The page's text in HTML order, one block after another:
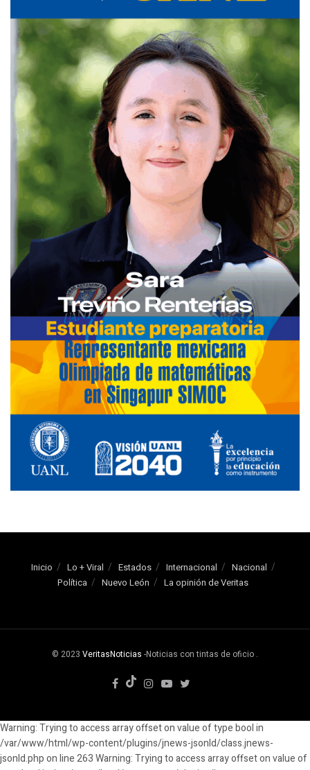
Inicio Lo + Viral Estados Internacional
Nacional
Política
Nuevo León La opinión de Veritas
© 2023 VeritasNoticias -Noticias con tintas de oficio .
Warning: Trying to access array offset on value of type bool in
/var/www/html/wp-content/plugins/jnews-jsonld/class.jnews-
jsonld.php on line 263 Warning: Trying to access array offset on value of